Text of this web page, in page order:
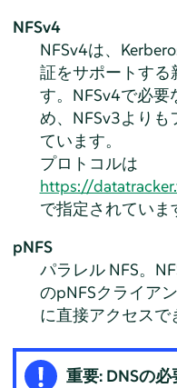
NFSv4
NFSv4は、
証をサポートする
す。NFSv4で必
め、NFSv3よりも
ています。
プロトコルは
https://
で指定されていま
pNFS
パラレル NFS。
のpNFSクライア
に直接アクセスで
重要: DNSの必